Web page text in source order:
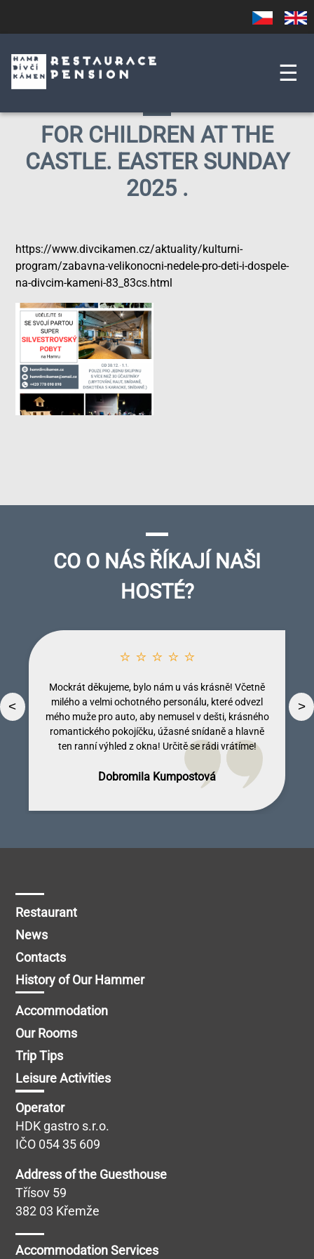
main
Czech English
☰
FOR CHILDREN AT THE
CASTLE. EASTER SUNDAY
2025 .
https://www.divcikamen.cz/aktuality/kulturni-
program/zabavna-velikonocni-nedele-pro-deti-i-dospele-
na-divcim-kameni-83_83cs.html
CO O NÁS ŘÍKAJÍ NAŠI
HOSTÉ?
<
⭐ ⭐ ⭐ ⭐ ⭐
Mockrát děkujeme, bylo nám u vás krásně! Včetně
milého a velmi ochotného personálu, které odvezl
mého muže pro auto, aby nemusel v dešti, krásného
romantického pokojíčku, úžasné snídaně a hlavně
ten ranní výhled z okna! Určitě se rádi vrátíme!
Dobromila Kumpostová
⭐ ⭐ ⭐ ⭐ ⭐
Jedním slovem dokonalé! Krásné, nově udělané
pokoje, všude čisto, skvělé snídaně, krásné prostředí
celého objektu a jeho okolí a především - přístup
majitelů a personálu opravdu bezchybný! A jako
bonus - celé okolí tvořené nádhernou přírodou,
lesními potůčky, skalami a lesy a samozřejmě
hradem je jako stvořené pro pěší, případně cyklo
turistiku. Těším se na další setkání!
Michal Petrů
Lenka Tallova
Vendula Tregnerová
Monika Licinberková
>
Restaurant
News
Contacts
History of Our Hammer
Accommodation
Our Rooms
Trip Tips
Leisure Activities
Operator
IČO 054 35 609
Address of the Guesthouse
Třísov 59
382 03 Křemže